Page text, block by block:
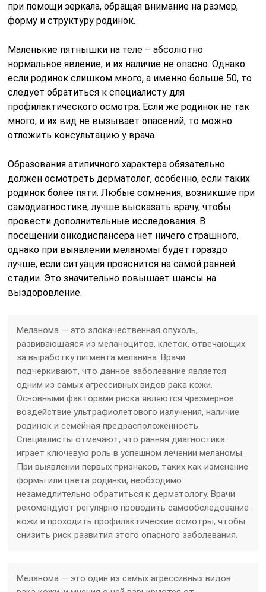
при помощи зеркала, обращая внимание на размер,
форму и структуру родинок.
Маленькие пятнышки на теле – абсолютно
нормальное явление, и их наличие не опасно. Однако
если родинок слишком много, а именно больше 50, то
следует обратиться к специалисту для
профилактического осмотра. Если же родинок не так
много, и их вид не вызывает опасений, то можно
отложить консультацию у врача.
Образования атипичного характера обязательно
должен осмотреть дерматолог, особенно, если таких
родинок более пяти. Любые сомнения, возникшие при
самодиагностике, лучше высказать врачу, чтобы
провести дополнительные исследования. В
посещении онкодиспансера нет ничего страшного,
однако при выявлении меланомы будет гораздо
лучше, если ситуация прояснится на самой ранней
стадии. Это значительно повышает шансы на
выздоровление.
Меланома — это злокачественная опухоль,
развивающаяся из меланоцитов, клеток, отвечающих
за выработку пигмента меланина. Врачи
подчеркивают, что данное заболевание является
одним из самых агрессивных видов рака кожи.
Основными факторами риска являются чрезмерное
воздействие ультрафиолетового излучения, наличие
родинок и семейная предрасположенность.
Специалисты отмечают, что ранняя диагностика
играет ключевую роль в успешном лечении меланомы.
При выявлении первых признаков, таких как изменение
формы или цвета родинки, необходимо
незамедлительно обратиться к дерматологу. Врачи
рекомендуют регулярно проводить самообследование
кожи и проходить профилактические осмотры, чтобы
снизить риск развития этого опасного заболевания.
Меланома — это один из самых агрессивных видов